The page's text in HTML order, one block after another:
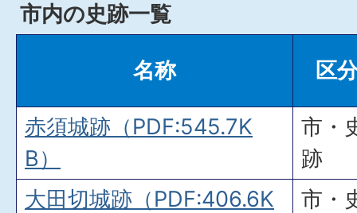
市内の史跡一覧
名称 区
赤須城跡（PDF:545.7K
B）
市・
跡
大田切城跡（PDF:406.6K
市・